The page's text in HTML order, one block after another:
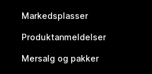
Markedsplasser
Produktanmeldelser
Mersalg og pakker